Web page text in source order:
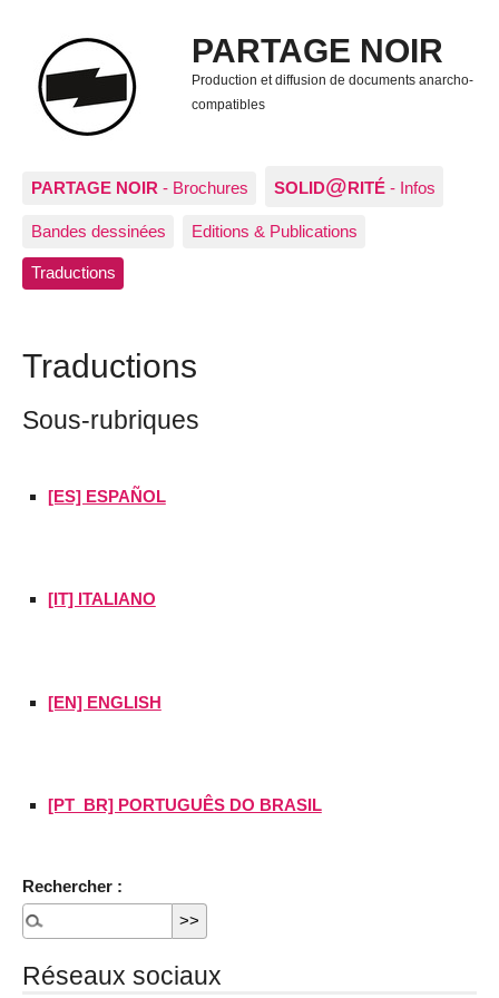
PARTAGE NOIR
Production et diffusion de documents anarcho-
compatibles
PARTAGE NOIR - Brochures SOLID@RITÉ - Infos
Bandes dessinées Editions & Publications
Traductions
Traductions
Sous-rubriques
[ES] ESPAÑOL
[IT] ITALIANO
[EN] ENGLISH
[PT_BR] PORTUGUÊS DO BRASIL
Rechercher :
Réseaux sociaux